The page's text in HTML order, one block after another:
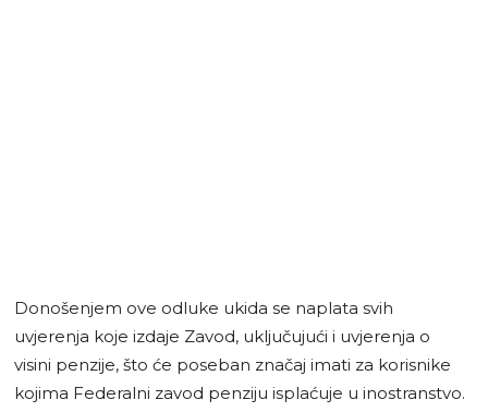
Donošenjem ove odluke ukida se naplata svih
uvjerenja koje izdaje Zavod, uključujući i uvjerenja o
visini penzije, što će poseban značaj imati za korisnike
kojima Federalni zavod penziju isplaćuje u inostranstvo.